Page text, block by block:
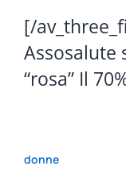
[/
Assosalute
“rosa” Il
donne